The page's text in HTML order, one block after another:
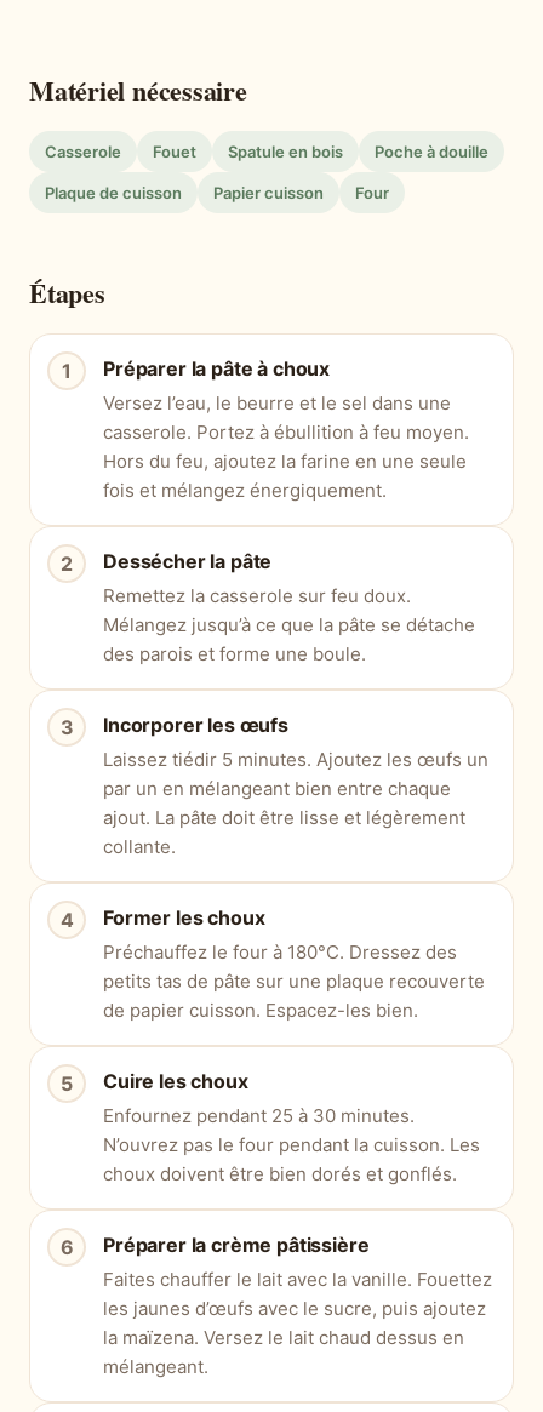
Matériel nécessaire
Casserole Fouet Spatule en bois Poche à douille
Plaque de cuisson Papier cuisson Four
Étapes
Préparer la pâte à choux
Versez l’eau, le beurre et le sel dans une
casserole. Portez à ébullition à feu moyen.
Hors du feu, ajoutez la farine en une seule
fois et mélangez énergiquement.
Dessécher la pâte
Remettez la casserole sur feu doux.
Mélangez jusqu’à ce que la pâte se détache
des parois et forme une boule.
Incorporer les œufs
Laissez tiédir 5 minutes. Ajoutez les œufs un
par un en mélangeant bien entre chaque
ajout. La pâte doit être lisse et légèrement
collante.
Former les choux
Préchauffez le four à 180°C. Dressez des
petits tas de pâte sur une plaque recouverte
de papier cuisson. Espacez-les bien.
Cuire les choux
Enfournez pendant 25 à 30 minutes.
N’ouvrez pas le four pendant la cuisson. Les
choux doivent être bien dorés et gonflés.
Préparer la crème pâtissière
Faites chauffer le lait avec la vanille. Fouettez
les jaunes d’œufs avec le sucre, puis ajoutez
la maïzena. Versez le lait chaud dessus en
mélangeant.